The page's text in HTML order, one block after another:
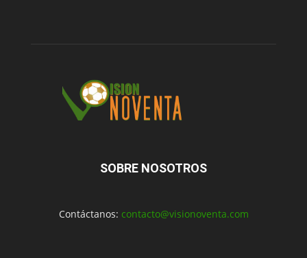
SOBRE NOSOTROS
Contáctanos: contacto@visionoventa.com